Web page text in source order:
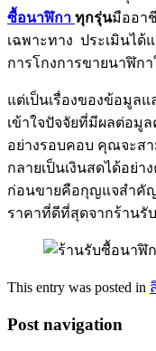
ซื้อนาฬิกา ทุกรุ่นมืออา
เฉพาะทาง ประเมินได้
การโกงการขายนาฬิก
แต่เป็นเรื่องของข้อมูล
เข้าใจปัจจัยที่มีผลต่อมู
อย่างรอบคอบ คุณจะส
กลายเป็นเงินสดได้อย่
ก่อนขายคือกุญแจสำคั
ราคาที่ดีที่สุดจากร้านรั
This entry was posted in
Post navigation